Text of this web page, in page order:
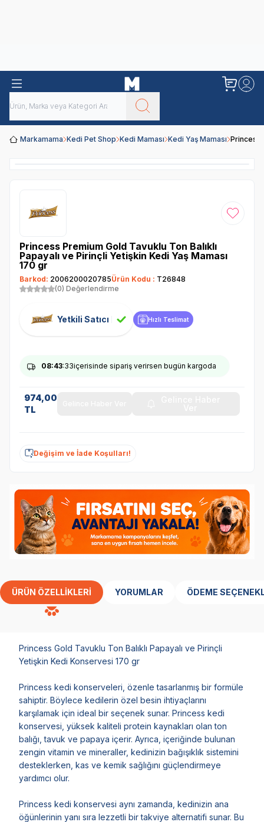
Markamama Kedi Pet Shop Kedi Maması Kedi Yaş Maması Princess
Favoriye
Princess Premium Gold Tavuklu Ton Balıklı
Papayalı ve Pirinçli Yetişkin Kedi Yaş Maması
170 gr
Barkod: 2006200020785Ürün Kodu : T26848
(0) Değerlendirme
Yetkili Satıcı Hızlı Teslimat
08:43:33içerisinde sipariş verirsen bugün kargoda
974,00
TL
Değişim ve İade Koşulları!
ÜRÜN ÖZELLIKLERI YORUMLAR ÖDEME
Princess Gold Tavuklu Ton Balıklı Papayalı ve Pirinçli
Yetişkin Kedi Konservesi 170 gr
Princess kedi konserveleri, özenle tasarlanmış bir formüle
sahiptir. Böylece kedilerin özel besin ihtiyaçlarını
karşılamak için ideal bir seçenek sunar. Princess kedi
konservesi, yüksek kaliteli protein kaynakları olan ton
balığı, tavuk ve papaya içerir. Ayrıca, içeriğinde bulunan
zengin vitamin ve mineraller, kedinizin bağışıklık sistemini
desteklerken, kas ve kemik sağlığını güçlendirmeye
yardımcı olur.
Princess kedi konservesi aynı zamanda, kedinizin ana
öğünlerinin yanı sıra lezzetli bir takviye alternatifi sunar. Bu